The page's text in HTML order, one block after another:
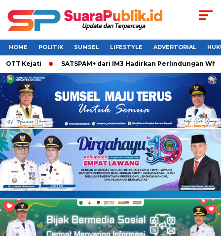
HOME POLITIK SUMSEL LIFESTYLE ADVERTORIAL
Kejati SATSPAM+ dari IM3 Hadirkan Perlindungan